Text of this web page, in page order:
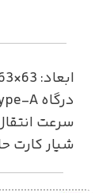
ابعاد: 63×63×14 میلی‌متر
درگاه USB Type-A: چهار عدد
سرعت انتقال اطلاعات:
شیار کارت